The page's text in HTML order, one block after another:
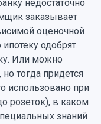
недостаточно
заказывает
оценочной
одобрят.
Или можно
тогда придется
использовано при
розеток), в каком
знаний